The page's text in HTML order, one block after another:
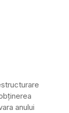
anului